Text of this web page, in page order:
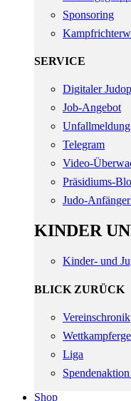
Sponsoring
SERVICE
Digitaler
Job-Angebot
Unfallmeldung
Telegram
Video-
Präsidiums-
Judo-
KINDER
Kinder- und
BLICK ZURÜCK
Vereinschronik
Liga
Shop